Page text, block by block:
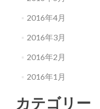
2016年4月
2016年3月
2016年2月
2016年1月
カテゴリー